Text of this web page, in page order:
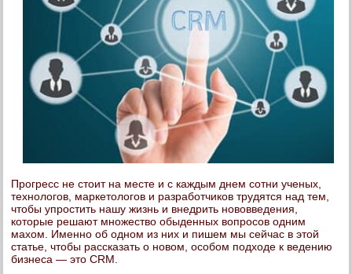
Прогресс не стоит на месте и с каждым днем сотни ученых,
технологов, маркетологов и разработчиков трудятся над тем,
чтобы упростить нашу жизнь и внедрить нововведения,
которые решают множество обыденных вопросов одним
махом. Именно об одном из них и пишем мы сейчас в этой
статье, чтобы рассказать о новом, особом подходе к ведению
бизнеса — это CRM.